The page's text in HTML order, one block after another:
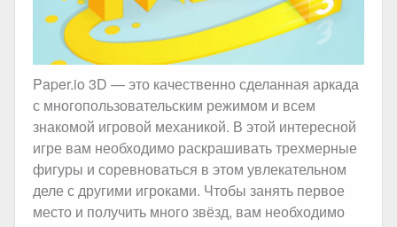
Paper.io 3D — это качественно сделанная аркада
с многопользовательским режимом и всем
знакомой игровой механикой. В этой интересной
игре вам необходимо раскрашивать трехмерные
фигуры и соревноваться в этом увлекательном
деле с другими игроками. Чтобы занять первое
место и получить много звёзд, вам необходимо